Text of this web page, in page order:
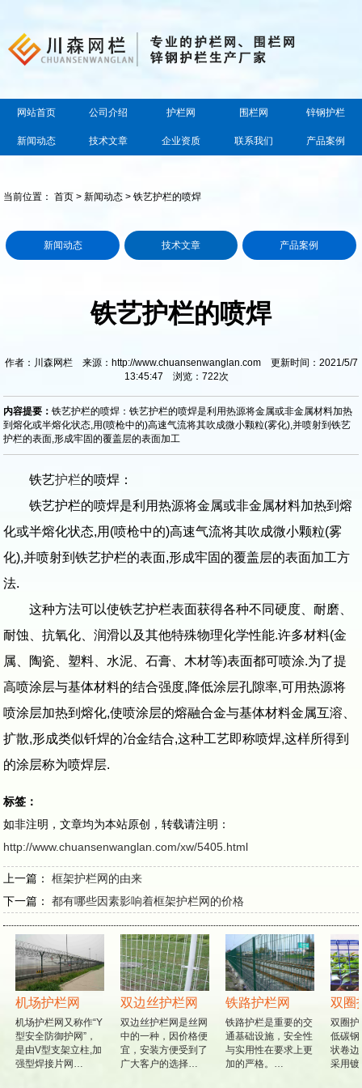
网站首页 公司介绍 护栏网 围栏网 锌钢护栏
新闻动态 技术文章 企业资质 联系我们 产品案例
当前位置：首页 >新闻动态 > 铁艺护栏的喷焊
新闻动态 技术文章 产品案例
铁艺护栏的喷焊
作者：川森网栏 来源：http://www.chuansenwanglan.com 更新时间：2021/5/7
13:45:47 浏览： 722次
内容提要：铁艺护栏的喷焊：铁艺护栏的喷焊是利用热源将金属或非金属材料加热
到熔化或半熔化状态,用(喷枪中的)高速气流将其吹成微小颗粒(雾化),并喷射到铁艺
护栏的表面,形成牢固的覆盖层的表面加工
铁艺护栏的喷焊：
铁艺护栏的喷焊是利用热源将金属或非金属材料加热到熔
化或半熔化状态,用(喷枪中的)高速气流将其吹成微小颗粒(雾
化),并喷射到铁艺护栏的表面,形成牢固的覆盖层的表面加工方
法.
这种方法可以使铁艺护栏表面获得各种不同硬度、耐磨、
耐蚀、抗氧化、润滑以及其他特殊物理化学性能.许多材料(金
属、陶瓷、塑料、水泥、石膏、木材等)表面都可喷涂.为了提
高喷涂层与基体材料的结合强度,降低涂层孔隙率,可用热源将
喷涂层加热到熔化,使喷涂层的熔融合金与基体材料金属互溶、
扩散,形成类似钎焊的冶金结合,这种工艺即称喷焊,这样所得到
的涂层称为喷焊层.
标签：
如非注明，文章均为本站原创，转载请注明：
http://www.chuansenwanglan.com/xw/5405.html
上一篇：框架护栏网的由来
下一篇：都有哪些因素影响着框架护栏网的价格
机场护栏网
机场护栏网又称作“Y
型安全防御护网”，
是由V型支架立柱,加
强型焊接片网…
双边丝护栏网
双边丝护栏网是丝网
中的一种，因价格便
宜，安装方便受到了
广大客户的选择…
铁路护栏网
铁路护栏是重要的交
通基础设施，安全性
与实用性在要求上更
加的严格。…
双圈
双圈护
低碳钢
状卷边
采用